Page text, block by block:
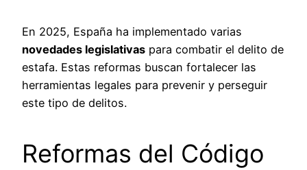
En 2025, España ha implementado varias
novedades legislativas para combatir el delito de
estafa. Estas reformas buscan fortalecer las
herramientas legales para prevenir y perseguir
este tipo de delitos.
Reformas del Código